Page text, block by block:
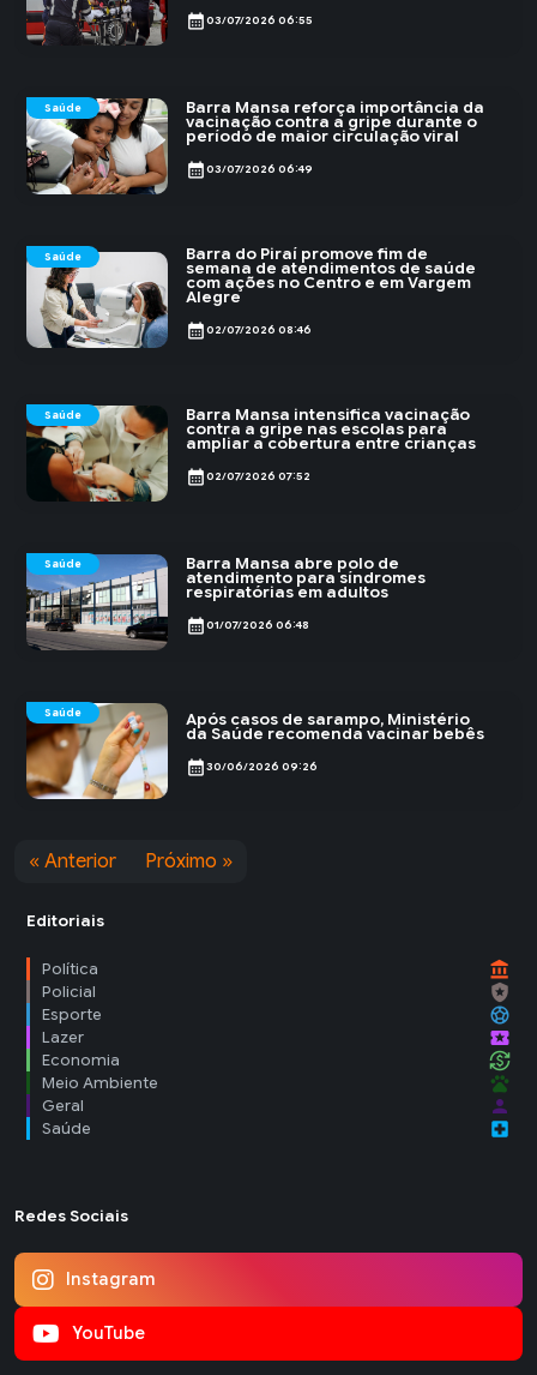
calendar_month03/07/2026 06:55
Saúde Barra Mansa reforça importância da
vacinação contra a gripe durante o
período de maior circulação viral
calendar_month03/07/2026 06:49
Saúde Barra do Piraí promove fim de
semana de atendimentos de saúde
com ações no Centro e em Vargem
Alegre
calendar_month02/07/2026 08:46
Saúde Barra Mansa intensifica vacinação
contra a gripe nas escolas para
ampliar a cobertura entre crianças
calendar_month02/07/2026 07:52
Saúde Barra Mansa abre polo de
atendimento para síndromes
respiratórias em adultos
calendar_month01/07/2026 06:48
Saúde Após casos de sarampo, Ministério
da Saúde recomenda vacinar bebês
calendar_month30/06/2026 09:26
« Anterior Próximo »
Editoriais
Política account_balance
Policial local_police
Esporte sports_soccer
Lazer local_activity
Economia currency_exchange
Meio Ambiente pets
Geral person
Saúde local_hospital
Redes Sociais
Instagram
YouTube